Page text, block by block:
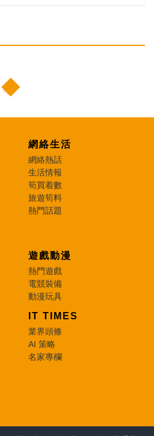
網絡生活
網絡熱話
生活情報
筍買着數
旅遊筍料
熱門話題
遊戲動漫
熱門遊戲
電競裝備
動漫玩具
IT TIMES
業界頭條
AI 策略
名家專欄